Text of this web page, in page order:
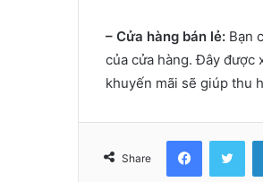
– Cửa hàng bán lẻ: Bạn
của cửa hàng. Đây được
khuyến mãi sẽ giúp thu
Share
Facebook